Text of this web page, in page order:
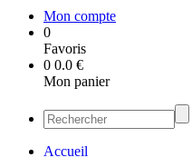
Mon compte
0
Favoris
0 0.0 €
Mon panier
Accueil